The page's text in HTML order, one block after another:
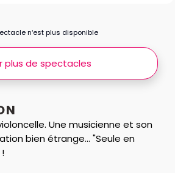
Une musicienne et son
bien étrange... "Seule en
n’est plus disponible
plus de spectacles